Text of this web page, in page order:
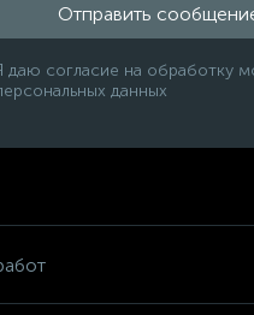
Отправить
даю согласие на обработку
данных